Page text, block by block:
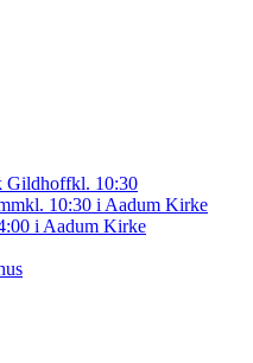
Gildhoffkl. 10:30
kl. 10:30 i Aadum Kirke
i Aadum Kirke